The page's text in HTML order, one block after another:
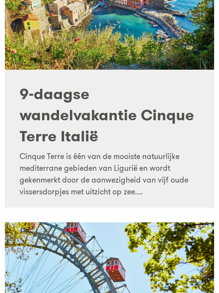
9-daagse
wandelvakantie Cinque
Terre Italië
Cinque Terre is één van de mooiste natuurlijke
mediterrane gebieden van Ligurië en wordt
gekenmerkt door de aanwezigheid van vijf oude
vissersdorpjes met uitzicht op zee....